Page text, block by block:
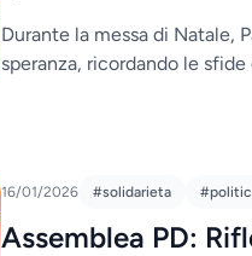
Durante la messa di Natale,
speranza, ricordando le
16/01/2026 #solidarieta
Assemblea PD: